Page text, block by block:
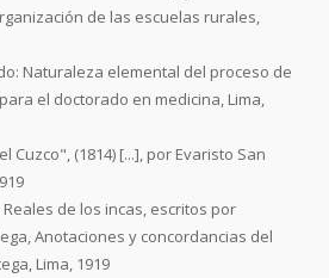
de las escuelas rurales,
Naturaleza elemental del proceso de
el doctorado en medicina, Lima,
Cuzco", (1814) [...], por Evaristo San
de los incas, escritos por
Anotaciones y concordancias del
Lima, 1919